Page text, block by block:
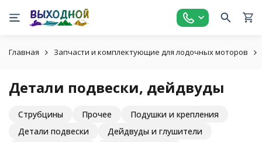
Главная Запчасти и комплектующие для лодочных моторов
Детали подвески, дейдвуды
Струбцины Прочее
Подушки и крепления
Детали подвески
Дейдвуды и глушители